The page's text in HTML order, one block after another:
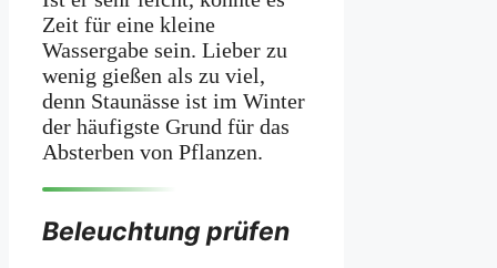
Zeit für eine kleine
Wassergabe sein. Lieber zu
wenig gießen als zu viel,
denn Staunässe ist im Winter
der häufigste Grund für das
Absterben von Pflanzen.
Beleuchtung prüfen